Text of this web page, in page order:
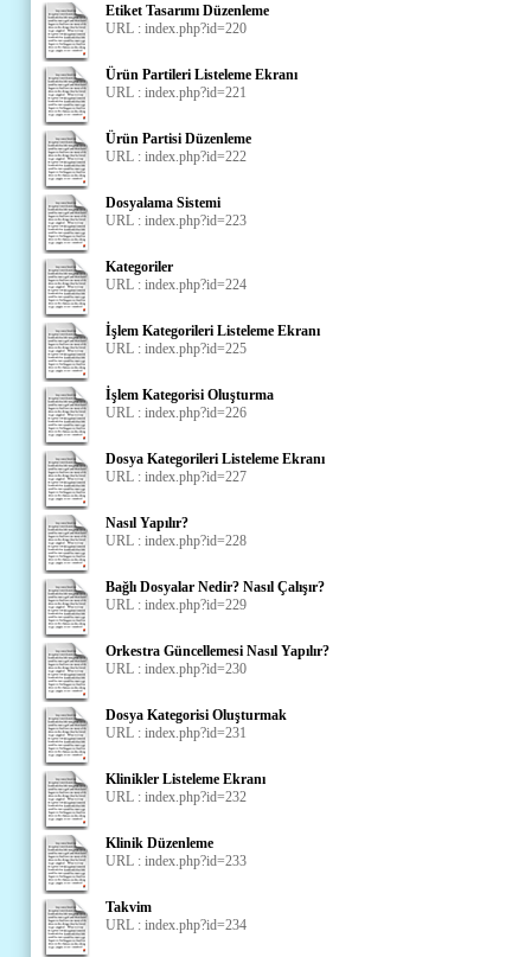
Etiket Tasarımı Düzenleme
URL : index.php?id=220
Ürün Partileri Listeleme Ekranı
URL : index.php?id=221
Ürün Partisi Düzenleme
URL : index.php?id=222
Dosyalama Sistemi
URL : index.php?id=223
Kategoriler
URL : index.php?id=224
İşlem Kategorileri Listeleme Ekranı
URL : index.php?id=225
İşlem Kategorisi Oluşturma
URL : index.php?id=226
Dosya Kategorileri Listeleme Ekranı
URL : index.php?id=227
Nasıl Yapılır?
URL : index.php?id=228
Bağlı Dosyalar Nedir? Nasıl Çalışır?
URL : index.php?id=229
Orkestra Güncellemesi Nasıl Yapılır?
URL : index.php?id=230
Dosya Kategorisi Oluşturmak
URL : index.php?id=231
Klinikler Listeleme Ekranı
URL : index.php?id=232
Klinik Düzenleme
URL : index.php?id=233
Takvim
URL : index.php?id=234